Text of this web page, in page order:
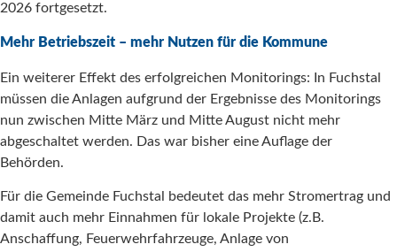
2026 fortgesetzt.
Mehr Betriebszeit – mehr Nutzen für die Kommune
Ein weiterer Effekt des erfolgreichen Monitorings: In Fuchstal
müssen die Anlagen aufgrund der Ergebnisse des Monitorings
nun zwischen Mitte März und Mitte August nicht mehr
abgeschaltet werden. Das war bisher eine Auflage der
Behörden.
Für die Gemeinde Fuchstal bedeutet das mehr Stromertrag und
damit auch mehr Einnahmen für lokale Projekte (z.B.
Anschaffung, Feuerwehrfahrzeuge, Anlage von